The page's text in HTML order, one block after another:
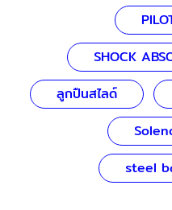
SHOCK
ลูกปืนสไลด์
steel